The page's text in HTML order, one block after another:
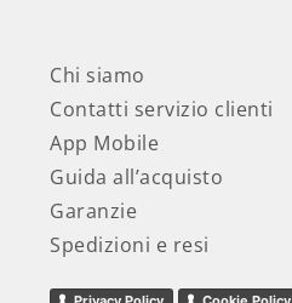
Chi siamo
Contatti servizio clienti
App Mobile
Guida all’acquisto
Garanzie
Spedizioni e resi